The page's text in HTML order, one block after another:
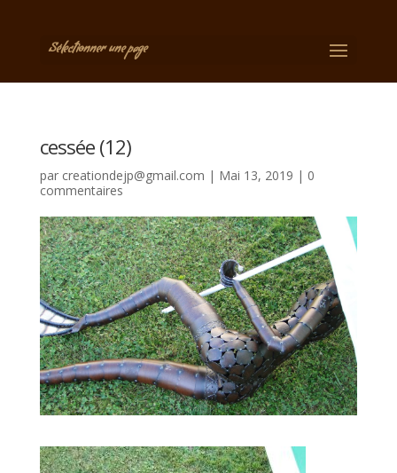
Sélectionner une page
cessée (12)
par creationdejp@gmail.com | Mai 13, 2019 | 0
commentaires